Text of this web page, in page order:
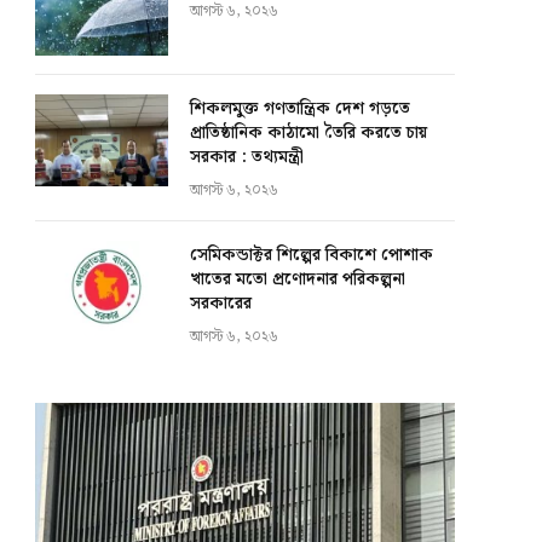
আগস্ট ৬, ২০২৬
শিকলমুক্ত গণতান্ত্রিক দেশ গড়তে
প্রাতিষ্ঠানিক কাঠামো তৈরি করতে চায়
সরকার : তথ্যমন্ত্রী
আগস্ট ৬, ২০২৬
সেমিকন্ডাক্টর শিল্পের বিকাশে পোশাক
খাতের মতো প্রণোদনার পরিকল্পনা
সরকারের
আগস্ট ৬, ২০২৬